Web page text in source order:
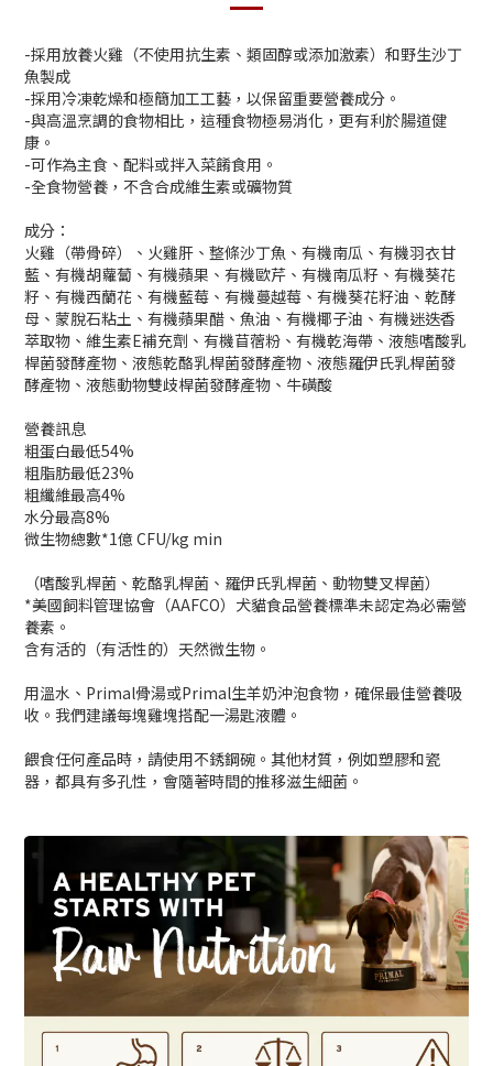
-採用放養火雞（不使用抗生素、類固醇或添加激素）和野生沙丁
魚製成
-採用冷凍乾燥和極簡加工工藝，以保留重要營養成分。
-與高溫烹調的食物相比，這種食物極易消化，更有利於腸道健
康。
-可作為主食、配料或拌入菜餚食用。
-全食物營養，不含合成維生素或礦物質
成分：
火雞（帶骨碎）、火雞肝、整條沙丁魚、有機南瓜、有機羽衣甘
藍、有機胡蘿蔔、有機蘋果、有機歐芹、有機南瓜籽、有機葵花
籽、有機西蘭花、有機藍莓、有機蔓越莓、有機葵花籽油、乾酵
母、蒙脫石粘土、有機蘋果醋、魚油、有機椰子油、有機迷迭香
萃取物、維生素E補充劑、有機苜蓿粉、有機乾海帶、液態嗜酸乳
桿菌發酵產物、液態乾酪乳桿菌發酵產物、液態羅伊氏乳桿菌發
酵產物、液態動物雙歧桿菌發酵產物、牛磺酸
營養訊息
粗蛋白最低54%
粗脂肪最低23%
粗纖維最高4%
水分最高8%
微生物總數*1億 CFU/kg min
（嗜酸乳桿菌、乾酪乳桿菌、羅伊氏乳桿菌、動物雙叉桿菌）
*美國飼料管理協會（AAFCO）犬貓食品營養標準未認定為必需營
養素。
含有活的（有活性的）天然微生物。
用溫水、Primal骨湯或Primal生羊奶沖泡食物，確保最佳營養吸
收。我們建議每塊雞塊搭配一湯匙液體。
餵食任何產品時，請使用不銹鋼碗。其他材質，例如塑膠和瓷
器，都具有多孔性，會隨著時間的推移滋生細菌。